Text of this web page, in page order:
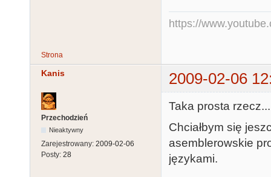
dta
;3x8
;
dta
;linia w
obrazu
dta
;LSB adresu
dta
https://
Strona
Kanis 2009-02-06
Przechodzień
Nieaktywny
Zarejestrowany: 2009-02-06
Posty: 28
Taka prosta
Chciałbym się
asemblerowskie
językami.